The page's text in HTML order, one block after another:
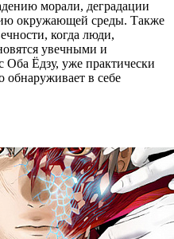
морали, деградации
окружающей среды. Также
когда люди,
увечными и
Ёдзу, уже практически
обнаруживает в себе